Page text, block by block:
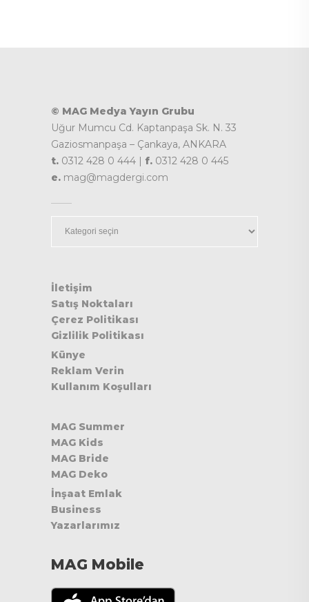
© MAG Medya Yayın Grubu
Uğur Mumcu Cd. Kaptanpaşa Sk. N. 33
Gaziosmanpaşa – Çankaya, ANKARA
t. 0312 428 0 444 | f. 0312 428 0 445
e. mag@magdergi.com
İletişim
Satış Noktaları
Çerez Politikası
Gizlilik Politikası
Künye
Reklam Verin
Kullanım Koşulları
MAG Summer
MAG Kids
MAG Bride
MAG Deko
İnşaat Emlak
Business
Yazarlarımız
MAG Mobile